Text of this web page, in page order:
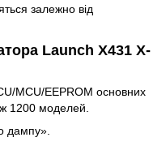
залежно від
Launch X431 X-
MCU/EEPROM основних
1200 моделей.
дампу».